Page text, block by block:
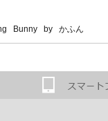
Bunny by かふん